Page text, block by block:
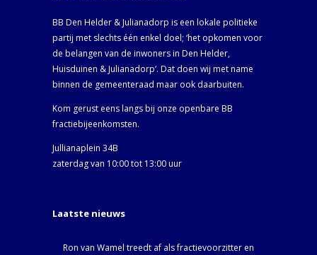
BB Den Helder & Julianadorp is een lokale politieke
partij met slechts één enkel doel; ‘het opkomen voor
de belangen van de inwoners in Den Helder,
Huisduinen & Julianadorp‘. Dat doen wij met name
binnen de gemeenteraad maar ook daarbuiten.
Kom gerust eens langs bij onze openbare BB
fractiebijeenkomsten.
Jullianaplein 34B
zaterdag van 10:00 tot 13:00 uur
Laatste nieuws
Ron van Wamel treedt af als fractievoorzitter en